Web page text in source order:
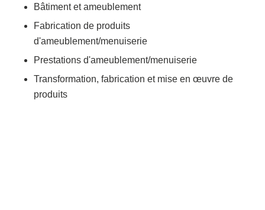
Bâtiment et ameublement
Fabrication de produits
d'ameublement/menuiserie
Prestations d'ameublement/menuiserie
Transformation, fabrication et mise en œuvre de
produits